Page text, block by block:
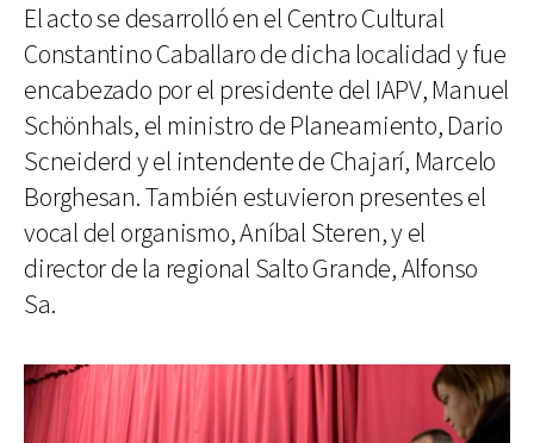
El acto se desarrolló en el Centro Cultural
Constantino Caballaro de dicha localidad y fue
encabezado por el presidente del IAPV, Manuel
Schönhals, el ministro de Planeamiento, Dario
Scneiderd y el intendente de Chajarí, Marcelo
Borghesan. También estuvieron presentes el
vocal del organismo, Aníbal Steren, y el
director de la regional Salto Grande, Alfonso
Sa.